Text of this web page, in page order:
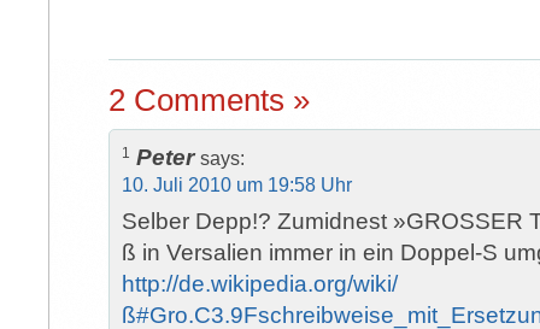
2 Comments »
1 Peter says:
10. Juli 2010 um 19:58 Uhr
Selber Depp!? Zumidnest »GROSSER
ß in Versalien immer in ein Doppel-S
http://de.wikipedia.org/wiki/